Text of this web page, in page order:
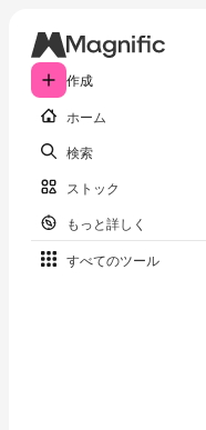
作成
ホーム
検索
ストック
もっと詳しく
すべてのツール